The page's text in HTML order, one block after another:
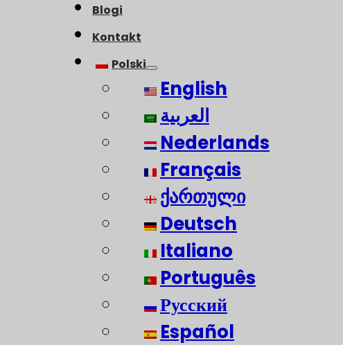
Blogi
Kontakt
Polski
English
العربية
Nederlands
Français
ქართული
Deutsch
Italiano
Português
Русский
Español